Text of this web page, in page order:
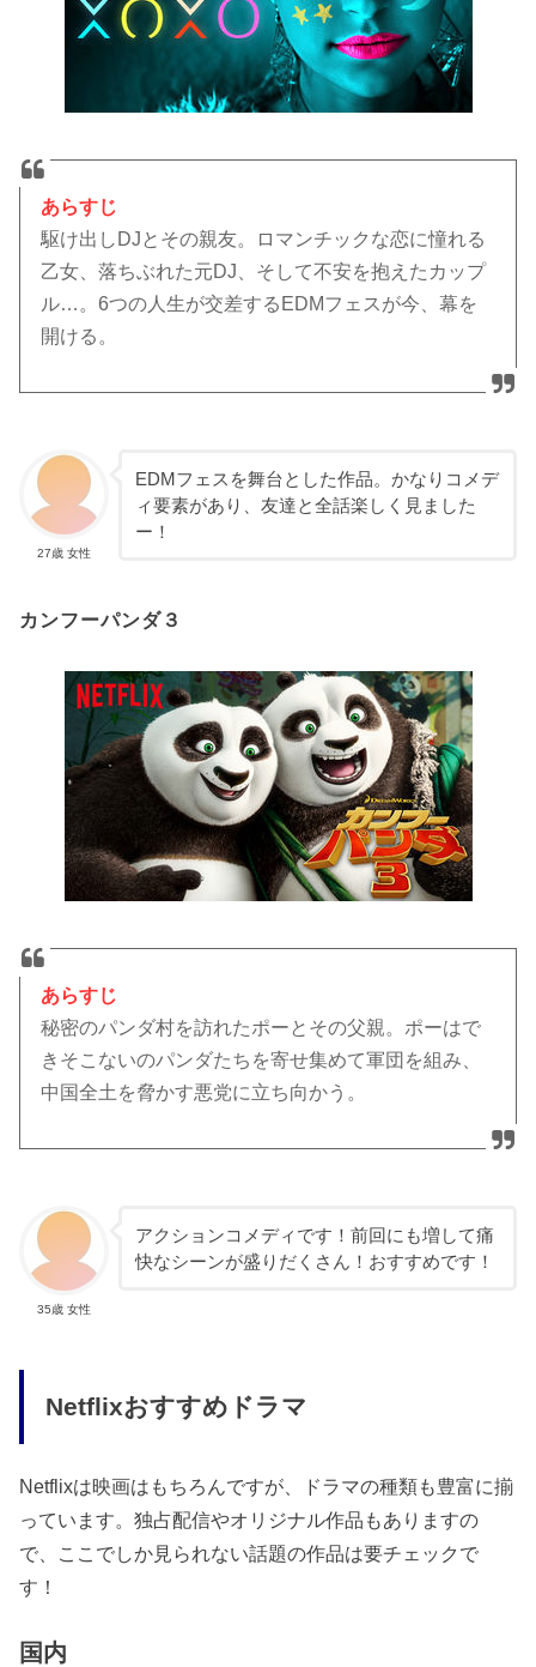
あらすじ
駆け出しDJとその親友。ロマンチックな恋に憧れる
乙女、落ちぶれた元DJ、そして不安を抱えたカップ
ル…。6つの人生が交差するEDMフェスが今、幕を
開ける。
27歳 女性
EDMフェスを舞台とした作品。かなりコメデ
ィ要素があり、友達と全話楽しく見ました
ー！
カンフーパンダ３
あらすじ
秘密のパンダ村を訪れたポーとその父親。ポーはで
きそこないのパンダたちを寄せ集めて軍団を組み、
中国全土を脅かす悪党に立ち向かう。
35歳 女性
アクションコメディです！前回にも増して痛
快なシーンが盛りだくさん！おすすめです！
Netflixおすすめドラマ
Netflixは映画はもちろんですが、ドラマの種類も豊富に揃
っています。独占配信やオリジナル作品もありますの
で、ここでしか見られない話題の作品は要チェックで
す！
国内